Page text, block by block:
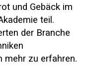
und Gebäck im
teil.
der Branche
mehr zu erfahren.